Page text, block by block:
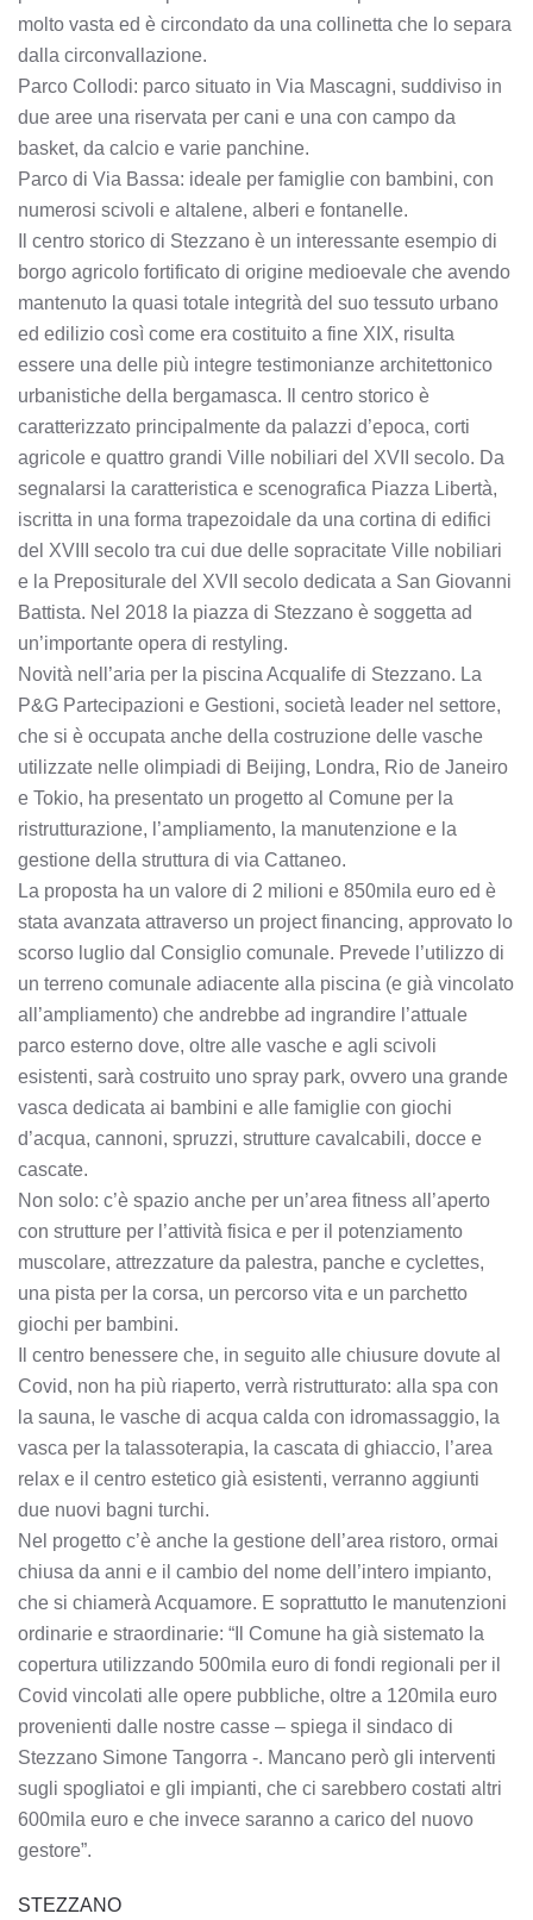
molto vasta ed è circondato da una collinetta che lo separa
dalla circonvallazione.
Parco Collodi: parco situato in Via Mascagni, suddiviso in
due aree una riservata per cani e una con campo da
basket, da calcio e varie panchine.
Parco di Via Bassa: ideale per famiglie con bambini, con
numerosi scivoli e altalene, alberi e fontanelle.
Il centro storico di Stezzano è un interessante esempio di
borgo agricolo fortificato di origine medioevale che avendo
mantenuto la quasi totale integrità del suo tessuto urbano
ed edilizio così come era costituito a fine XIX, risulta
essere una delle più integre testimonianze architettonico
urbanistiche della bergamasca. Il centro storico è
caratterizzato principalmente da palazzi d’epoca, corti
agricole e quattro grandi Ville nobiliari del XVII secolo. Da
segnalarsi la caratteristica e scenografica Piazza Libertà,
iscritta in una forma trapezoidale da una cortina di edifici
del XVIII secolo tra cui due delle sopracitate Ville nobiliari
e la Prepositurale del XVII secolo dedicata a San Giovanni
Battista. Nel 2018 la piazza di Stezzano è soggetta ad
un’importante opera di restyling.
Novità nell’aria per la piscina Acqualife di Stezzano. La
P&G Partecipazioni e Gestioni, società leader nel settore,
che si è occupata anche della costruzione delle vasche
utilizzate nelle olimpiadi di Beijing, Londra, Rio de Janeiro
e Tokio, ha presentato un progetto al Comune per la
ristrutturazione, l’ampliamento, la manutenzione e la
gestione della struttura di via Cattaneo.
La proposta ha un valore di 2 milioni e 850mila euro ed è
stata avanzata attraverso un project financing, approvato lo
scorso luglio dal Consiglio comunale. Prevede l’utilizzo di
un terreno comunale adiacente alla piscina (e già vincolato
all’ampliamento) che andrebbe ad ingrandire l’attuale
parco esterno dove, oltre alle vasche e agli scivoli
esistenti, sarà costruito uno spray park, ovvero una grande
vasca dedicata ai bambini e alle famiglie con giochi
d’acqua, cannoni, spruzzi, strutture cavalcabili, docce e
cascate.
Non solo: c’è spazio anche per un’area fitness all’aperto
con strutture per l’attività fisica e per il potenziamento
muscolare, attrezzature da palestra, panche e cyclettes,
una pista per la corsa, un percorso vita e un parchetto
giochi per bambini.
Il centro benessere che, in seguito alle chiusure dovute al
Covid, non ha più riaperto, verrà ristrutturato: alla spa con
la sauna, le vasche di acqua calda con idromassaggio, la
vasca per la talassoterapia, la cascata di ghiaccio, l’area
relax e il centro estetico già esistenti, verranno aggiunti
due nuovi bagni turchi.
Nel progetto c’è anche la gestione dell’area ristoro, ormai
chiusa da anni e il cambio del nome dell’intero impianto,
che si chiamerà Acquamore. E soprattutto le manutenzioni
ordinarie e straordinarie: “Il Comune ha già sistemato la
copertura utilizzando 500mila euro di fondi regionali per il
Covid vincolati alle opere pubbliche, oltre a 120mila euro
provenienti dalle nostre casse – spiega il sindaco di
Stezzano Simone Tangorra -. Mancano però gli interventi
sugli spogliatoi e gli impianti, che ci sarebbero costati altri
600mila euro e che invece saranno a carico del nuovo
gestore”.
STEZZANO